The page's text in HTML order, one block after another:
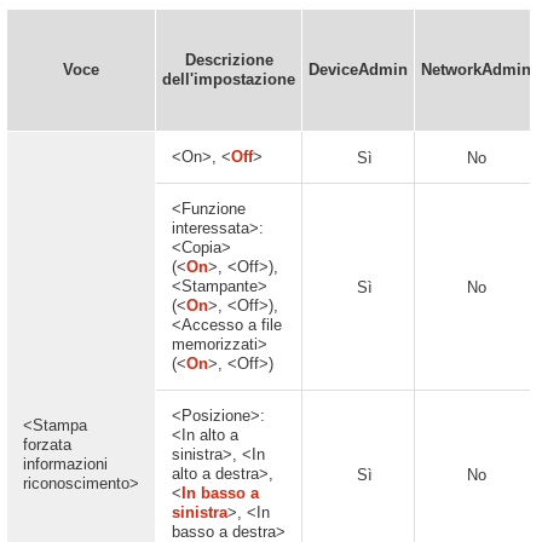
Voce
Descrizione
dell'impostazione
DeviceAdmin NetworkAdmin
<Stampa
forzata
informazioni
riconoscimento>
<On>, <Off> Sì No
<Funzione
interessata>:
<Copia>
(<On>, <Off>),
<Stampante>
(<On>, <Off>),
<Accesso a file
memorizzati>
(<On>, <Off>)
Sì No
<Posizione>:
<In alto a
sinistra>, <In
alto a destra>,
< In basso a
sinistra>, <In
basso a destra>
Sì No